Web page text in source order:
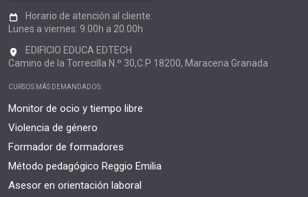
Horario de atención al cliente:
Lunes a viernes: 9.00h a 20.00h
EDIFICIO EDUCA EDTECH
Camino de la Torrecilla N.º 30,C.P 18200, Maracena Granada
CURSOS MÁS DEMANDADOS:
Monitor de ocio y tiempo libre
Violencia de género
Formador de formadores
Método pedagógico Reggio Emilia
Asesor en orientación laboral